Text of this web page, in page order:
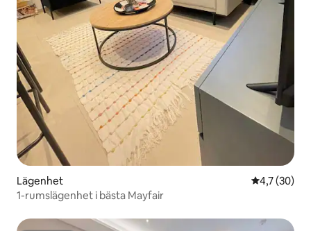
Lägenhet 4,7 av 5 i
4,7 (30)
1-rumslägenhet i bästa Mayfair